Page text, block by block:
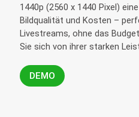
1440p (2560 x 1440 Pixel)
Bildqualität und Kosten –
Livestreams, ohne das
Sie sich von ihrer starken
DEMO